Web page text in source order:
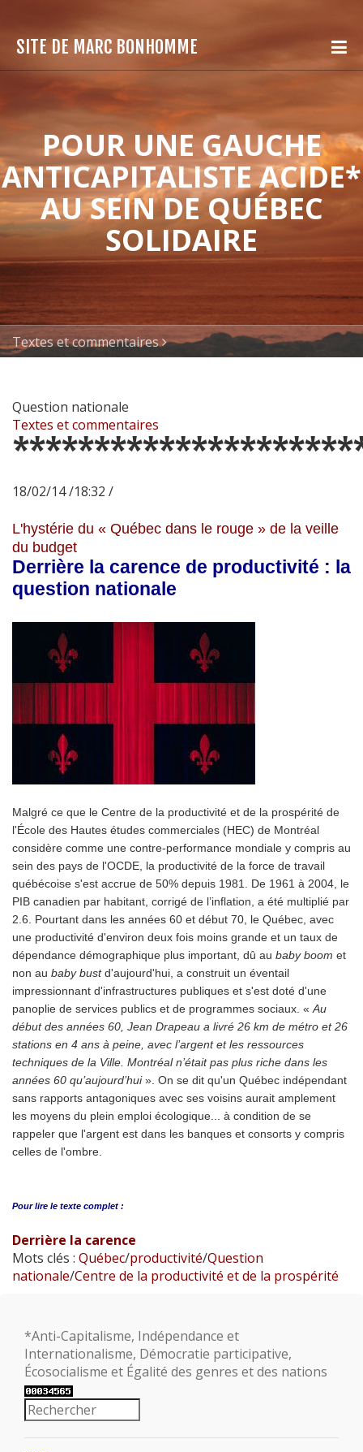
SITE DE MARC BONHOMME
POUR UNE GAUCHE
ANTICAPITALISTE ACIDE*
AU SEIN DE QUÉBEC
SOLIDAIRE
Textes et commentaires
Question nationale
Textes et commentaires
18/02/14 /18:32 /
L'hystérie du « Québec dans le rouge » de la veille
du budget
Derrière la carence de productivité : la
question nationale
Malgré ce que le Centre de la productivité et de la prospérité de
l'École des Hautes études commerciales (HEC) de Montréal
considère comme une contre-performance mondiale y compris au
sein des pays de l'OCDE, la productivité de la force de travail
québécoise s'est accrue de 50% depuis 1981. De 1961 à 2004, le
PIB canadien par habitant, corrigé de l’inflation, a été multiplié par
2.6. Pourtant dans les années 60 et début 70, le Québec, avec
une productivité d'environ deux fois moins grande et un taux de
dépendance démographique plus important, dû au baby boom et
non au baby bustd'aujourd'hui, a construit un éventail
impressionnant d'infrastructures publiques et s'est doté d'une
panoplie de services publics et de programmes sociaux. « Au
début des années 60, Jean Drapeau a livré 26 km de métro et 26
stations en 4 ans à peine, avec l’argent et les ressources
techniques de la Ville. Montréal n’était pas plus riche dans les
années 60 qu’aujourd’hui». On se dit qu'un Québec indépendant
sans rapports antagoniques avec ses voisins aurait amplement
les moyens du plein emploi écologique... à condition de se
rappeler que l'argent est dans les banques et consorts y compris
celles de l'ombre.
Pour lire le texte complet :
Derrière la carence
Mots clés : Québec/productivité/Question
nationale/Centre de la productivité et de la prospérité
*Anti-Capitalisme, Indépendance et
Internationalisme, Démocratie participative,
Écosocialisme et Égalité des genres et des nations